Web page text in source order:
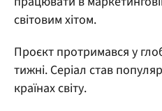
світовим хітом.
Проєкт протримався у
тижні. Серіал став
країнах світу.